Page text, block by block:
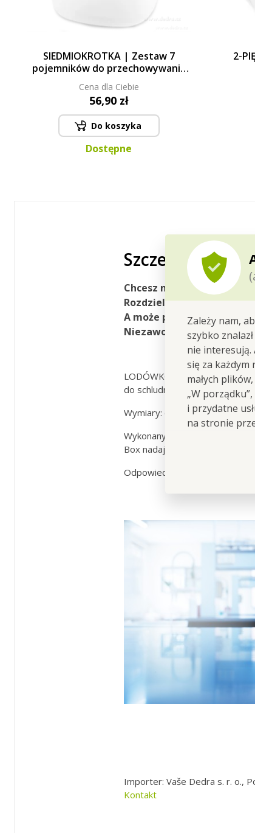
Zależy nam,
szybko
nie interesują.
się za
małych
„W
i przydatne
na stronie
SIEDMIOKROTKA | Zestaw 7
pojemników do przechowywania
żywności | z kolorowymi
pokrywkami
Cena dla Ciebie
56,90 zł
Do koszyka
Dostępne
2-
Szczegółowy
Chcesz mieć porządek w
Rozdzielić kiełbasy,sery,
A może po prostu
Niezawodnie pomoże Ci
LODÓWKOBOX 1-PIĘTROWY
do schludnego
Wymiary: objętość 1 x 1300
Wykonany z mocnego
Box nadaje się do zmywarki,
Odpowiedni na sery, kiełbasy,
Importer: Vaše Dedra s. r. o.,
Kontakt